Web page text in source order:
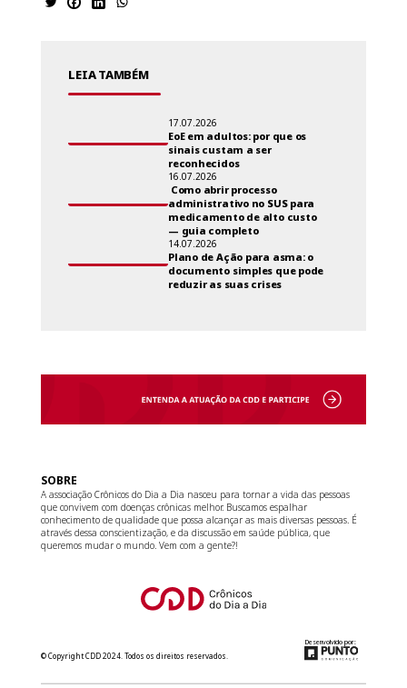
LEIA TAMBÉM
17.07.2026
EoE em adultos: por que os
sinais custam a ser
reconhecidos
16.07.2026
Como abrir processo
administrativo no SUS para
medicamento de alto custo
— guia completo
14.07.2026
Plano de Ação para asma: o
documento simples que pode
reduzir as suas crises
SOBRE
A associação Crônicos do Dia a Dia nasceu para tornar a vida das pessoas
que convivem com doenças crônicas melhor. Buscamos espalhar
conhecimento de qualidade que possa alcançar as mais diversas pessoas. É
através dessa conscientização, e da discussão em saúde pública, que
queremos mudar o mundo. Vem com a gente?!
© Copyright CDD 2024. Todos os direitos reservados.
Desenvolvido por: